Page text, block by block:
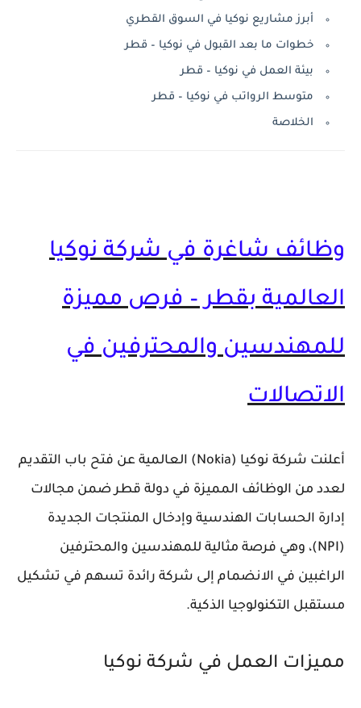
أبرز مشاريع نوكيا في السوق القطري
خطوات ما بعد القبول في نوكيا – قطر
بيئة العمل في نوكيا – قطر
متوسط الرواتب في نوكيا – قطر
الخلاصة
وظائف شاغرة في شركة نوكيا
العالمية بقطر – فرص مميزة
للمهندسين والمحترفين في
الاتصالات
أعلنت شركة نوكيا (Nokia)
العالمية عن فتح باب التقديم
لعدد من الوظائف المميزة في دولة قطرضمن مجالات
إدارة الحسابات الهندسية وإدخال المنتجات الجديدة
(NPI)
، وهي فرصة مثالية للمهندسين والمحترفين
الراغبين في الانضمام إلى شركة رائدة تسهم في تشكيل
مستقبل التكنولوجيا الذكية.
مميزات العمل في شركة نوكيا